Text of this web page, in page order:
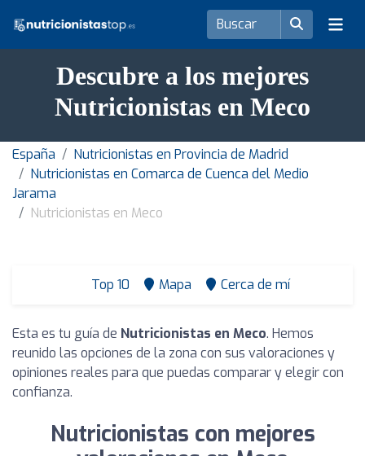
Descubre a los mejores
Nutricionistas en Meco
España
Nutricionistas en Provincia de Madrid
Nutricionistas en Comarca de Cuenca del Medio
Jarama
Nutricionistas en Meco
Top 10 Mapa Cerca de mí
Esta es tu guía de Nutricionistas en Meco. Hemos
reunido las opciones de la zona con sus valoraciones y
opiniones reales para que puedas comparar y elegir con
confianza.
Nutricionistas con mejores